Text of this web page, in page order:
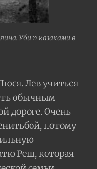
Убит казаками в
Лев учиться
обычным
дороге. Очень
потому
Реш, которая